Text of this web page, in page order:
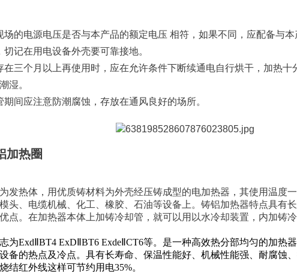
场的电源电压是否与本产品的额定电压 相符，如果不同，应配备与本
记在用电设备外壳要可靠接地。
在三个月以上再使用时，应在允许条件下断续通电自行烘干，加热
湿。
间应注意防潮腐蚀，存放在通风良好的场所。
加热圈
发热体，用优质铸材料为外壳经压铸成型的电加热器，其使用温度
头、电缆机械、化工、橡胶、石油等设备上。铸铝加热器特点具有
点。在加热器本体上加铸冷却管，就可以用以水冷却装置，内加铸
为ExdⅡBT4 ExDⅡBT6 ExdeⅡCT6等。是一种高效热分部均匀的加热
备的热点及冷点。具有长寿命、保温性能好、机械性能强、耐腐蚀
结红外线这样可节约用电35%。